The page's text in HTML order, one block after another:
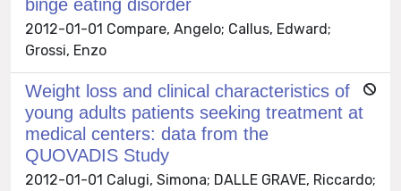
binge eating disorder
2012-01-01 Compare, Angelo; Callus, Edward;
Grossi, Enzo
Weight loss and clinical characteristics of
young adults patients seeking treatment at
medical centers: data from the
QUOVADIS Study
2012-01-01 Calugi, Simona; DALLE GRAVE, Riccardo;